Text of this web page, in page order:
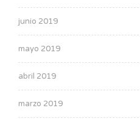
junio 2019
mayo 2019
abril 2019
marzo 2019